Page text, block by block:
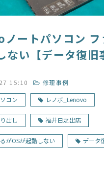
ートパソコン フ
ない【データ復旧
15:10 修理事例
コン レノボ_Lenovo
出し 福井日之出店
がOSが起動しない データ